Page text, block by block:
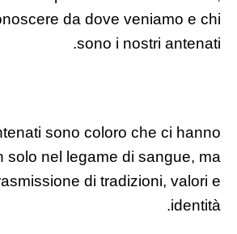
da dove veniamo e chi
sono i nostri antenati.
sono coloro che ci hanno
solo nel legame di sangue, ma
di tradizioni, valori e
identità.